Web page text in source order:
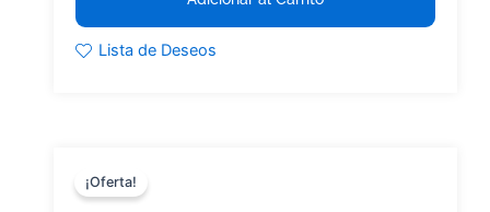
Lista de Deseos
¡Oferta!